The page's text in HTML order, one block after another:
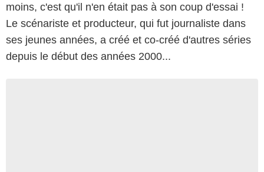
moins, c'est qu'il n'en était pas à son coup d'essai !
Le scénariste et producteur, qui fut journaliste dans
ses jeunes années, a créé et co-créé d'autres séries
depuis le début des années 2000...